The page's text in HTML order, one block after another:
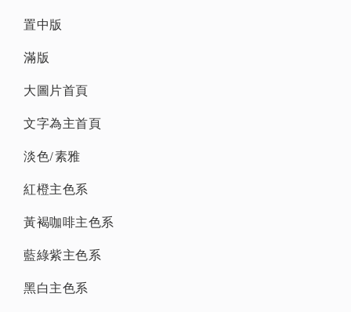
置中版
滿版
大圖片首頁
文字為主首頁
淡色/素雅
紅橙主色系
黃褐咖啡主色系
藍綠紫主色系
黑白主色系